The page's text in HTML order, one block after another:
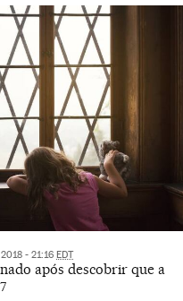
- 21:16 EDT
após descobrir que a